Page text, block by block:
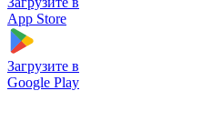
App Store
Загрузите в
Google Play